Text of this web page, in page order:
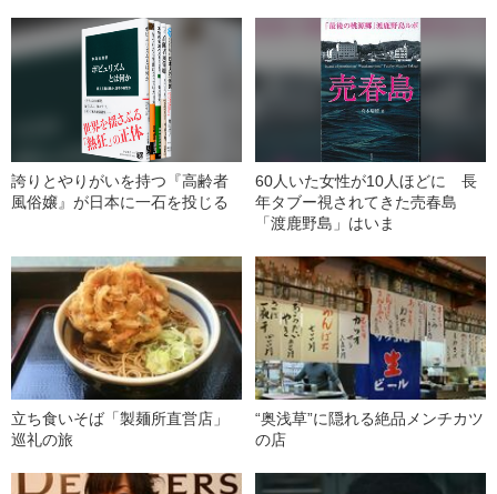
誇りとやりがいを持つ『高齢者
風俗嬢』が日本に一石を投じる
60人いた女性が10人ほどに 長
年タブー視されてきた売春島
「渡鹿野島」はいま
立ち食いそば「製麺所直営店」
巡礼の旅
“奥浅草”に隠れる絶品メンチカツ
の店